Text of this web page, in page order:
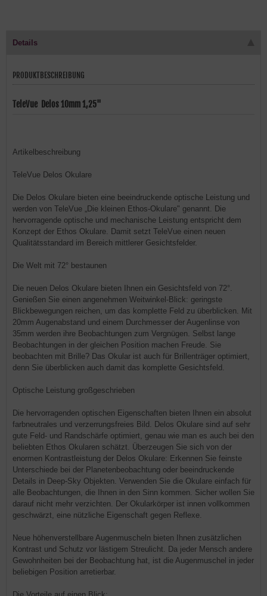
Details
PRODUKTBESCHREIBUNG
TeleVue Delos 10mm 1,25"
Artikelbeschreibung
TeleVue Delos Okulare
Die Delos Okulare bieten eine beeindruckende optische Leistung und
werden von TeleVue „Die kleinen Ethos-Okulare" genannt. Die
hervorragende optische und mechanische Leistung entspricht dem
Konzept der Ethos Okulare. Damit setzt TeleVue einen neuen
Qualitätsstandard im Bereich mittlerer Gesichtsfelder.
Die Welt mit 72° bestaunen
Die neuen Delos Okulare bieten Ihnen ein Gesichtsfeld von 72°.
Genießen Sie einen angenehmen Weitwinkel-Blick: geringste
Blickbewegungen reichen, um das komplette Feld zu überblicken. Mit
20mm Augenabstand und einem Durchmesser der Augenlinse von
35mm werden ihre Beobachtungen zum Vergnügen. Selbst lange
Beobachtungen in der gleichen Position machen Freude. Sie
beobachten mit Brille? Das Okular ist auch für Brillenträger optimiert,
denn Sie überblicken auch damit das komplette Gesichtsfeld.
Optische Leistung großgeschrieben
Die hervorragenden optischen Eigenschaften bieten Ihnen ein absolut
farbneutrales und verzerrungsfreies Bild. Delos Okulare sind auf sehr
gute Feld- und Randschärfe optimiert, genau wie man es auch bei den
beliebten Ethos Okularen schätzt. Überzeugen Sie sich von der
enormen Kontrastleistung der Delos Okulare: Erkennen Sie feinste
Unterschiede bei der Planetenbeobachtung oder beeindruckende
Details in Deep-Sky Objekten. Verwenden Sie die Okulare einfach für
alle Beobachtungen, die Ihnen in den Sinn kommen. Sicher wollen Sie
darauf nicht mehr verzichten. Der Okularkörper ist innen vollkommen
geschwärzt, eine nützliche Eigenschaft gegen Reflexe.
Neue höhenverstellbare Augenmuscheln bieten Ihnen zusätzlichen
Kontrast und Schutz vor lästigem Streulicht. Da jeder Mensch andere
Gewohnheiten bei der Beobachtung hat, ist die Augenmuschel in jeder
beliebigen Position arretierbar.